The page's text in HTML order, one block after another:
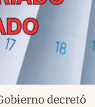
decretó